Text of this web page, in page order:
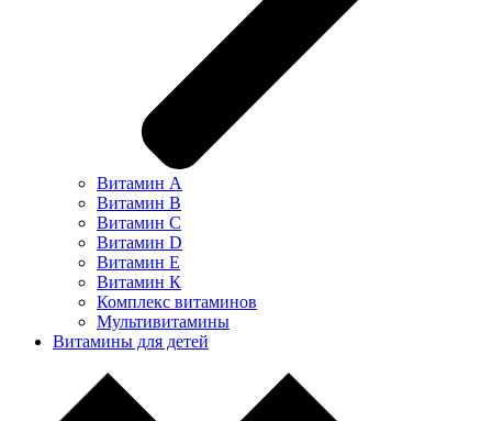
Витамин А
Витамин В
Витамин С
Витамин D
Витамин Е
Витамин К
Комплекс витаминов
Мультивитамины
Витамины для детей